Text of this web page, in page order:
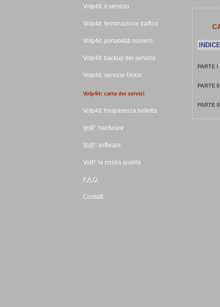
INDICE
PARTE I
PARTE
PARTE
VoIp4it: il servizio
VoIp4it: terminazione traffico
VoIp4it: portabilità numero
VoIp4it: backup del servizio
VoIp4it: servizio FAXin
VoIp4it: carta dei servizi
VoIp4it: trasparenza bolletta
VoIP: hardware
VoIP: software
VoIP: la nostra qualità
F.A.Q.
Contatti